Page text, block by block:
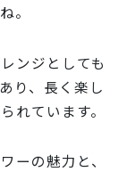
。
ンジとしても
り、長く楽し
れています。
ーの魅力と、